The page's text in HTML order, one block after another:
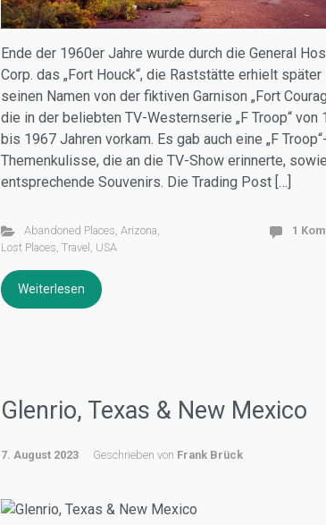
Ende der 1960er Jahre wurde durch die General
Corp. das „Fort Houck“, die Raststätte erhielt später
seinen Namen von der fiktiven Garnison „Fort
die in der beliebten TV-Westernserie „F Troop“ von
bis 1967 Jahren vorkam. Es gab auch eine „F Troop“-
Themenkulisse, die an die TV-Show erinnerte, sowie
entsprechende Souvenirs. Die Trading Post […]
Abandoned Places, Arizona,
Lost Places, Travel , USA
1
Weiterlesen
Glenrio, Texas & New Mexico
7. August 2023 Geschrieben von Frank Brück